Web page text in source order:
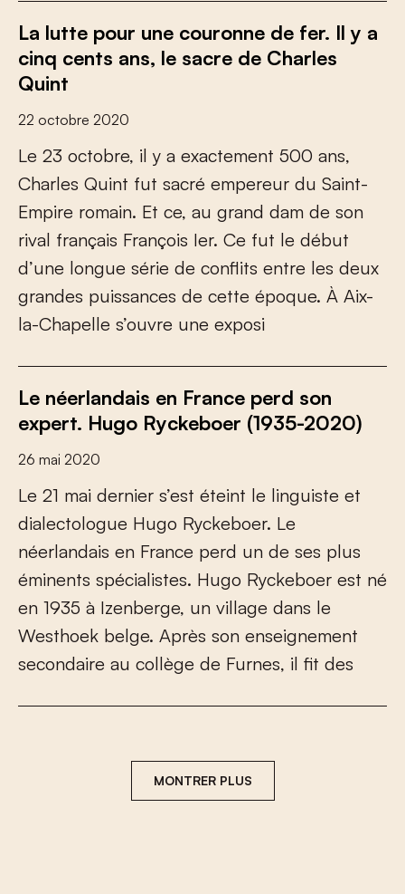
La lutte pour une couronne de fer. Il y a
cinq cents ans, le sacre de Charles
Quint
22 octobre 2020
Le 23 octobre, il y a exactement 500 ans,
Charles Quint fut sacré empereur du Saint-
Empire romain. Et ce, au grand dam de son
rival français François Ier. Ce fut le début
d’une longue série de confits entre les deux
grandes puissances de cette époque. À Aix-
la-Chapelle s’ouvre une exposi
Le néerlandais en France perd son
expert. Hugo Ryckeboer (1935-2020)
26 mai 2020
Le 21 mai dernier s’est éteint le linguiste et
dialectologue Hugo Ryckeboer. Le
néerlandais en France perd un de ses plus
éminents spécialistes. Hugo Ryckeboer est né
en 1935 à Izenberge, un village dans le
Westhoek belge. Après son enseignement
secondaire au collège de Furnes, il ft des
MONTRER PLUS